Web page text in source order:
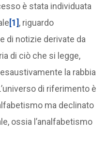
è stata individuata
[1], riguardo
di notizie derivate da
di ciò che si legge,
la rabbia
di riferimento è
ma declinato
ossia l’analfabetismo